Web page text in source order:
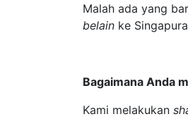
Malah ada yang
belain ke
Bagaimana Anda
Kami melakukan